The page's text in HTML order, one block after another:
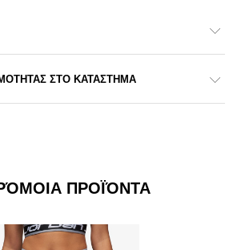
ΣΤΟ ΚΑΤΑΣΤΗΜΑ
ΠΡΟΪΌΝΤΑ